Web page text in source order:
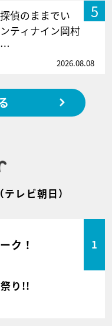
5
偵のままでい
ティナイン岡村
…
2026.08.08
（テレビ朝日）
ク！ 1
り!!